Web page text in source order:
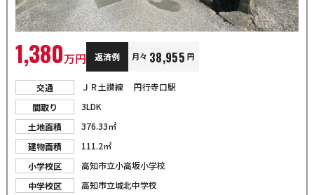
1,380万円 返済例 月々 38,955 円
交通 ＪＲ土讃線 円行寺口駅
間取り
3LDK
土地面積
376.33㎡
建物面積
111.2㎡
小学校区
高知市立小高坂小学校
中学校区
高知市立城北中学校